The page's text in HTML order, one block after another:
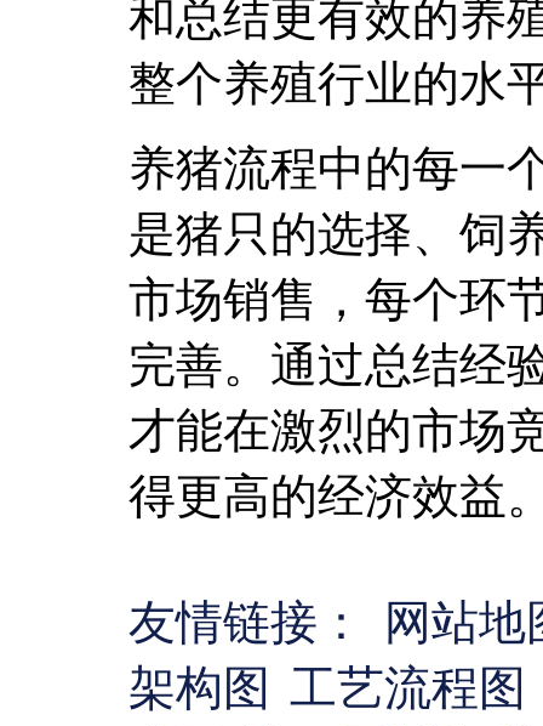
和总结更有效的养
整个养殖行业的水
养猪流程中的每一
是猪只的选择、饲
市场销售，每个环
完善。通过总结经
才能在激烈的市场
得更高的经济效益
友情链接：
网站
架构图 工艺流程图